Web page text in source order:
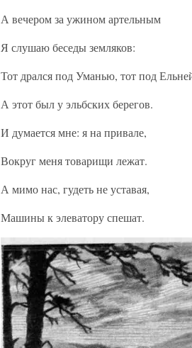
А вечером за ужином артельным
Я слушаю беседы земляков:
Тот дрался под Уманью, тот под
А этот был у эльбских берегов.
И думается мне: я на привале,
Вокруг меня товарищи лежат.
А мимо нас, гудеть не уставая,
Машины к элеватору спешат.